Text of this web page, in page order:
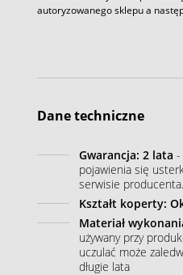
autoryzowanego sklepu a
Dane techniczne
Gwarancja: 2 lata -
pojawienia się
serwisie producenta.
Kształt koperty:
Materiał
używany przy
uczulać może
długie lata